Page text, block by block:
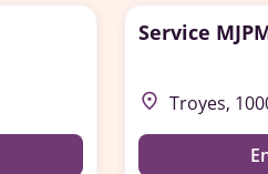
Service
place Troyes,